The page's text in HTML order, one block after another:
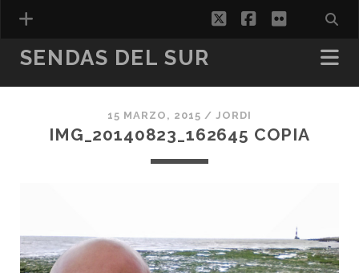
CATALÀ(CATALÁN )
twitterfacebook
flickr
SENDAS DEL SUR
15 MARZO, 2015 /JORDI
IMG_20140823_162645 COPIA